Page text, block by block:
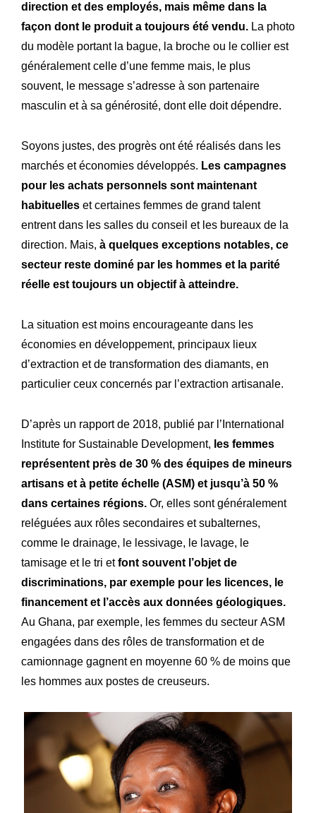
Notre Expertise
Innovations
Atelier
Notre Histoire
Nos Engagements
Lettre R&M
direction et des employés, mais même dans la
façon dont le produit a toujours été vendu. La photo
du modèle portant la bague, la broche ou le collier est
généralement celle d’une femme mais, le plus
souvent, le message s’adresse à son partenaire
masculin et à sa générosité, dont elle doit dépendre.
Soyons justes, des progrès ont été réalisés dans les
marchés et économies développés. Les campagnes
pour les achats personnels sont maintenant
habituelles et certaines femmes de grand talent
entrent dans les salles du conseil et les bureaux de la
direction. Mais, à quelques exceptions notables, ce
secteur reste dominé par les hommes et la parité
réelle est toujours un objectif à atteindre.
La situation est moins encourageante dans les
économies en développement, principaux lieux
d’extraction et de transformation des diamants, en
particulier ceux concernés par l’extraction artisanale.
D’après un rapport de 2018, publié par l’International
Institute for Sustainable Development, les femmes
représentent près de 30 % des équipes de mineurs
artisans et à petite échelle (ASM) et jusqu’à 50 %
dans certaines régions. Or, elles sont généralement
reléguées aux rôles secondaires et subalternes,
comme le drainage, le lessivage, le lavage, le
tamisage et le tri etfont souvent l’objet de
discriminations, par exemple pour les licences, le
financement et l’accès aux données géologiques.
Au Ghana, par exemple, les femmes du secteur ASM
engagées dans des rôles de transformation et de
camionnage gagnent en moyenne 60 % de moins que
les hommes aux postes de creuseurs.